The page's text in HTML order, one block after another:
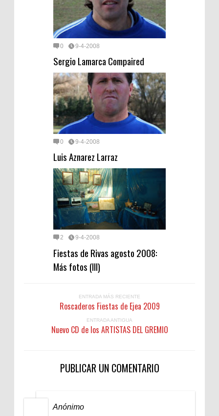
0 9-4-2008
Sergio Lamarca Compaired
0 9-4-2008
Luis Aznarez Larraz
2 9-4-2008
Fiestas de Rivas agosto 2008:
Más fotos (III)
ENTRADA MÁS RECIENTE
Roscaderos Fiestas de Ejea 2009
ENTRADA ANTIGUA
Nuevo CD de los ARTISTAS DEL GREMIO
PUBLICAR UN COMENTARIO
Anónimo